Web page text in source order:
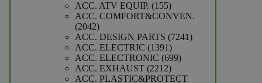
producten
ACC. ATV EQUIP. 155155
producten
ACC. COMFORT&CONVEN.
20422042
producten
ACC. DESIGN PARTS 72417241
ACC. ELECTRIC 13911391
producten
ACC. ELECTRONIC 699699
ACC. EXHAUST 22122212
producten
ACC. PLASTIC&PROTECT